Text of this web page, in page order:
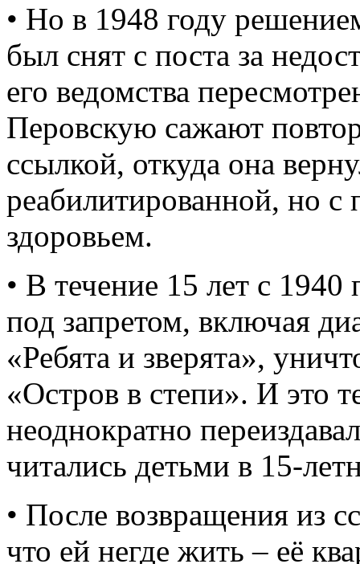
• Но в 1948 году
был снят с поста за
его ведомства
Перовскую сажают
ссылкой, откуда она
реабилитированной, но с
здоровьем.
• В течение 15 лет с
под запретом, включая
«Ребята и зверята»,
«Остров в степи». И это
неоднократно
читались детьми в 15-
• После возвращения из
что ей негде жить – её